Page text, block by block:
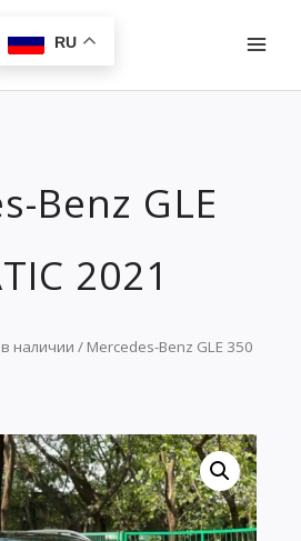
RU
Benz GLE
2021
наличии / Mercedes-Benz GLE 350